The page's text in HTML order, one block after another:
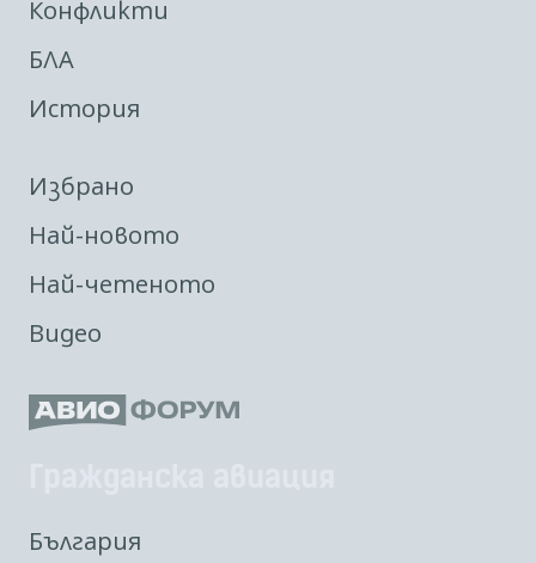
Конфликти
БЛА
История
Избрано
Най-новото
Най-четеното
Видео
България